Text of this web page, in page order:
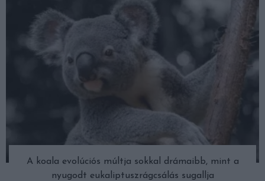
A koala evolúciós múltja sokkal drámaibb, mint a
nyugodt eukaliptuszrágcsálás sugallja